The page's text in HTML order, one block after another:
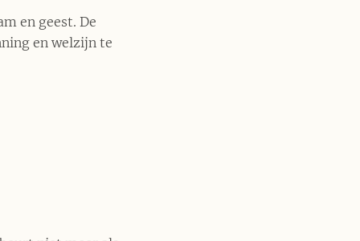
en geest. De
en welzijn te